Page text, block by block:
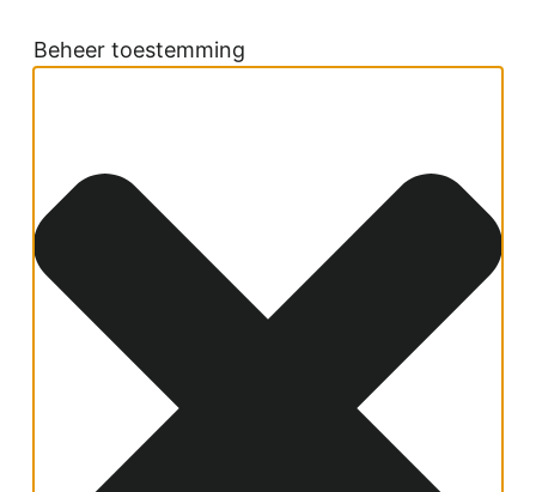
Beheer toestemming